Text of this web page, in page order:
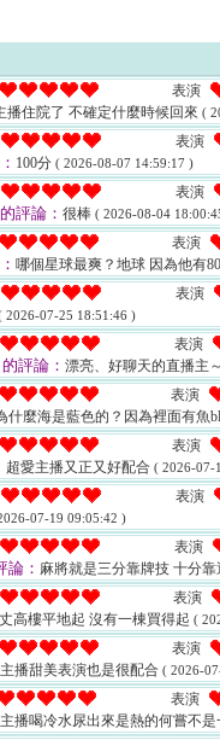
表演
播住院了 不確定什麼時候回來 (
表演
100分 ( 2026-08-07 14:59:17 )
表演
評論： 很棒 ( 2026-08-04
表演
哪個星球最爽？地球 因為他有
表演
2026-07-25 18:51:46 )
表演
的評論： 漂亮、好聊天的直播主
表演
什麼海是藍色的？因為裡面有魚
表演
超愛主播又正又好配合 ( 2026-07-
表演
07-19 09:05:42 )
表演
論： 麻將就是三分靠牌技 十分
表演
高樓平地起 沒有一棟買得起 (
表演
主播甜美表演也是很配合 ( 2026-
表演
主播喝冷水尿出來是熱的何嘗不